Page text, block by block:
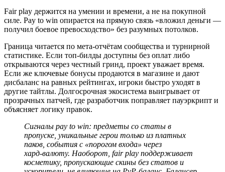
Fair play держится на умении и времени, а не на покупной
силе. Pay to win опирается на прямую связь «вложил деньги —
получил боевое превосходство» без разумных потолков.
Граница читается по мета‑отчётам сообщества и турнирной
статистике. Если топ‑билды доступны без оплат либо
открываются через честный гринд, проект уважает время.
Если же ключевые бонусы продаются в магазине и дают
дисбаланс на равных рейтингах, игроки быстро уходят в
другие тайтлы. Долгосрочная экосистема выигрывает от
прозрачных патчей, где разработчик поправляет пауэркрипт и
объясняет логику правок.
Сигналы pay to win: предметы со статы в
пропуске, уникальные герои только из платных
паков, события с «порогом входа» через
хард‑валюту. Наоборот, fair play поддерживает
косметику, пропускающие скины без статов и